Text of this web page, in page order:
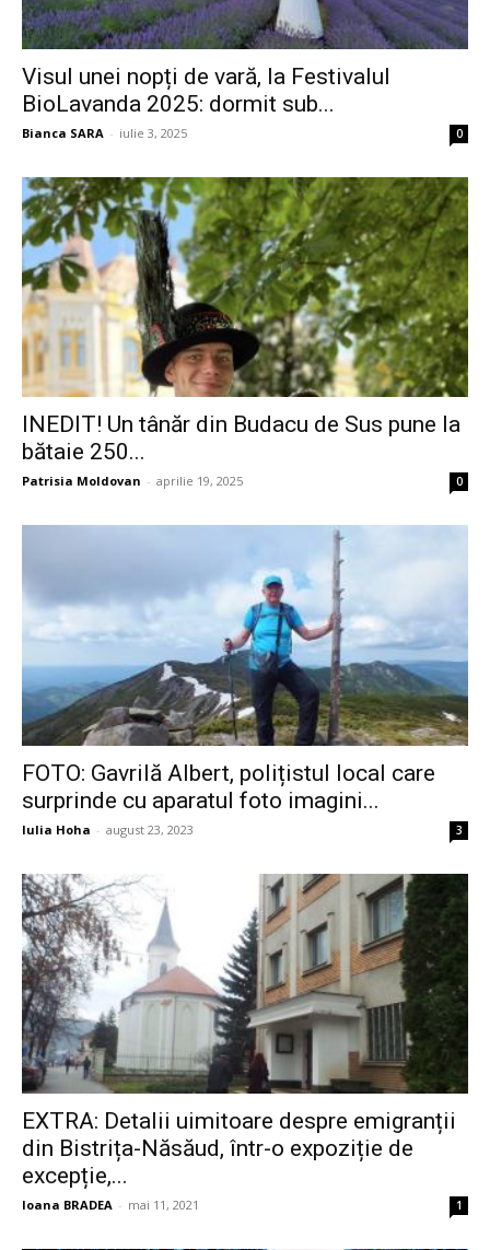
Visul unei nopți de vară, la Festivalul
BioLavanda 2025: dormit sub...
Bianca SARA - iulie 3, 2025 0
INEDIT! Un tânăr din Budacu de Sus pune la
bătaie 250...
Patrisia Moldovan - aprilie 19, 2025 0
FOTO: Gavrilă Albert, polițistul local care
surprinde cu aparatul foto imagini...
Iulia Hoha - august 23, 2023 3
EXTRA: Detalii uimitoare despre emigranții
din Bistrița-Năsăud, într-o expoziție de
excepție,...
Ioana BRADEA - mai 11, 2021 1